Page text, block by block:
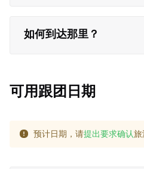
如何到达那里？
可用跟团日期
预计日期，请提出要求确认旅